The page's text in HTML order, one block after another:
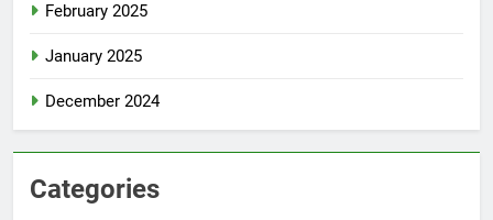
February 2025
January 2025
December 2024
Categories